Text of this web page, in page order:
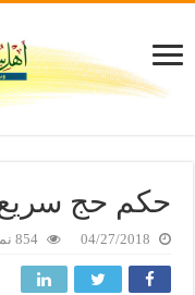
حکم حج
04/27/2018 854 نمایش